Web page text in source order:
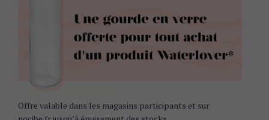
Offre valable dans les magasins participants et sur